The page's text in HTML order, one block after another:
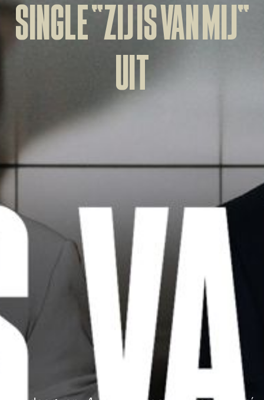
single “Zij is van mij”
uit